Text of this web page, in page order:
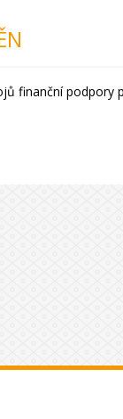
finanční podpory